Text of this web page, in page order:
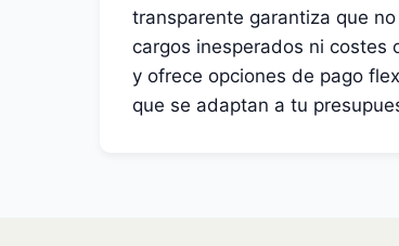
transparente garantiza que
cargos inesperados ni costes
y ofrece opciones de pago
que se adaptan a tu